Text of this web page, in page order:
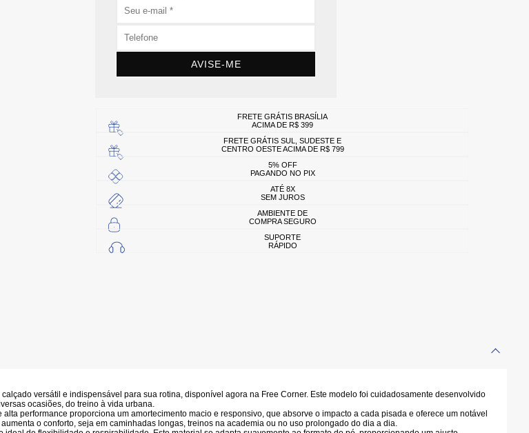
AVISE-ME
FRETE GRÁTIS BRASÍLIA
ACIMA DE R$ 399
FRETE GRÁTIS SUL, SUDESTE E
CENTRO OESTE ACIMA DE R$ 799
5% OFF
PAGANDO NO PIX
ATÉ 8X
SEM JUROS
AMBIENTE DE
COMPRA SEGURO
SUPORTE
RÁPIDO
calçado versátil e indispensável para sua rotina, disponível agora na Free Corner. Este modelo foi cuidadosamente desenvolvido
ocasiões, do treino à vida urbana.
alta performance proporciona um amortecimento macio e responsivo, que absorve o impacto a cada pisada e oferece um notável
o conforto, seja em caminhadas longas, treinos na academia ou no uso prolongado do dia a dia.